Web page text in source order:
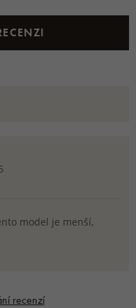
model je menší,
recenzí